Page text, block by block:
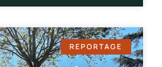
REPORTAGE